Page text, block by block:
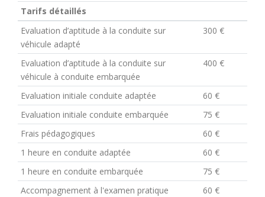
Tarifs détaillés
Evaluation d’aptitude à la conduite sur
véhicule adapté
300 €
Evaluation d’aptitude à la conduite sur
véhicule à conduite embarquée
400 €
Evaluation initiale conduite adaptée
60 €
Evaluation initiale conduite embarquée
75 €
Frais pédagogiques
60 €
1 heure en conduite adaptée
60 €
1 heure en conduite embarquée
75 €
Accompagnement à l'examen pratique
60 €